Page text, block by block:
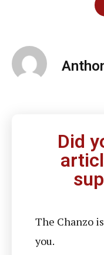
Did
The Chanzo
you.